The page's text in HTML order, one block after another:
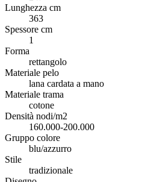
Lunghezza cm
363
Spessore cm
1
Forma
rettangolo
Materiale pelo
lana cardata a mano
Materiale trama
cotone
Densità nodi/m2
160.000-200.000
Gruppo colore
blu/azzurro
Stile
tradizionale